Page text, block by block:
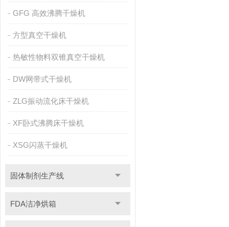
GFG 高效沸腾干燥机
方型真空干燥机
热敏性物料双锥真空干燥机
DW网带式干燥机
ZLG振动流化床干燥机
XF卧式沸腾床干燥机
XSG闪蒸干燥机
固体制剂生产线
FDA洁净烘箱